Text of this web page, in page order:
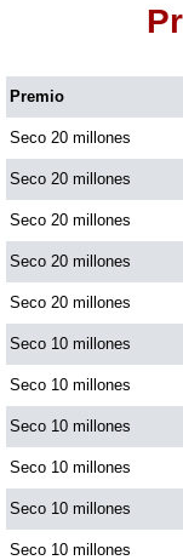
Dorado
Dorado
Fantástica
Motilon
Motilon
Paisita Día
Premio
Seco 20 millones
Seco 20 millones
Seco 20 millones
Seco 20 millones
Seco 20 millones
Seco 10 millones
Seco 10 millones
Seco 10 millones
Seco 10 millones
Seco 10 millones
Seco 10 millones